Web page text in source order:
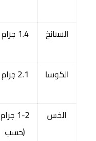
السبانخ
1.4 جرام
الكوسا
2.1 جرام
الخس
1-2 جرام
(حسب